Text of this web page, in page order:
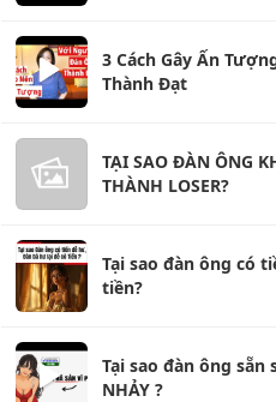
3 Cách Gây Ấn
Thành Đạt
TẠI SAO ĐÀN ÔNG
THÀNH LOSER?
Tại sao đàn ông có
tiền?
Tại sao đàn ông sẵn
NHẢY ?